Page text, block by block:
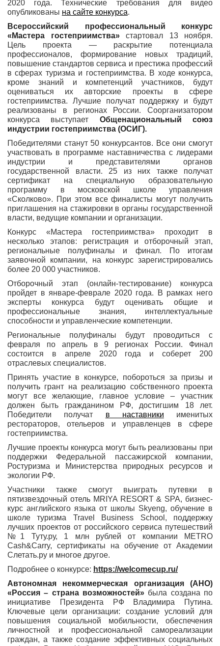
2020 года. Технические требования для видео
опубликованы на сайте конкурса.
Всероссийский профессиональный конкурс
«Мастера гостеприимства»стартовал 13 ноября.
Цель проекта — раскрытие потенциала
профессионалов, формирование новых традиций,
повышение стандартов сервиса и престижа профессий
в сферах туризма и гостеприимства. В ходе конкурса,
кроме знаний и компетенций участников, будут
оцениваться их авторские проекты в сфере
гостеприимства. Лучшие получат поддержку и будут
реализованы в регионах России. Соорганизатором
конкурса выступает Общенациональный союз
индустрии гостеприимства (ОСИГ).
Победителями станут 50 конкурсантов. Все они смогут
участвовать в программе наставничества с лидерами
индустрии и представителями органов
государственной власти. 25 из них также получат
сертификат на специальную образовательную
программу в московской школе управления
«Сколково». При этом все финалисты могут получить
приглашения на стажировки в органы государственной
власти, ведущие компании и организации.
Конкурс «Мастера гостеприимства» проходит в
несколько этапов: регистрация и отборочный этап,
региональные полуфиналы и финал. По итогам
заявочной компании, на конкурс зарегистрировались
более 20 000 участников.
Отборочный этап (онлайн-тестирование) конкурса
пройдет в январе-феврале 2020 года. В рамках него
эксперты конкурса будут оценивать общие и
профессиональные знания, интеллектуальные
способности и управленческие компетенции.
Региональные полуфиналы будут проводиться с
февраля по апрель в 9 регионах России. Финал
состоится в апреле 2020 года и соберет 200
отраслевых специалистов.
Принять участие в конкурсе, побороться за призы и
получить грант на реализацию собственного проекта
могут все желающие, главное условие – участник
должен быть гражданином РФ, достигшим 18 лет.
Победители получат в наставники именитых
рестораторов, отельеров и управленцев в сфере
гостеприимства.
Лучшие проекты конкурса могут быть реализованы при
поддержки Федеральной пассажирской компании,
Ростуризма и Министерства природных ресурсов и
экологии РФ.
Участники также смогут выиграть путевки в
пятизвездочный отель MRIYA RESORT & SPA, бизнес-
курс английского языка от школы Skyeng, обучение в
школе туризма Travel Business School, поддержку
лучших проектов от российского сервиса путешествий
№1 Туту.ру, 1 млн рублей от компании METRO
Cash&Carry, сертификаты на обучение от Академии
Слетать.ру и многое другое.
Подробнее о конкурсе: https://welcomecup.ru/
Автономная некоммерческая организация (АНО)
«Россия – страна возможностей» была создана по
инициативе Президента РФ Владимира Путина.
Ключевые цели организации: создание условий для
повышения социальной мобильности, обеспечения
личностной и профессиональной самореализации
граждан, а также создание эффективных социальных